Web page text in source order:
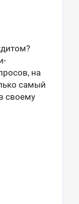
на
самый
своему